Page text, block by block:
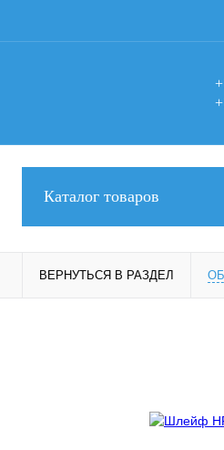
Каталог товаров
ВЕРНУТЬСЯ В РАЗДЕЛ